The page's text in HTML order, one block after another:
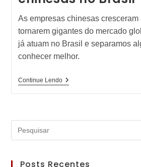
As empresas chinesas cresceram
tornarem gigantes do mercado
já atuam no Brasil e separamos
conhecer melhor.
Continue LendoAs
Brasil
Posts Recentes